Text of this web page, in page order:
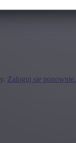
Zaloguj się ponownie.